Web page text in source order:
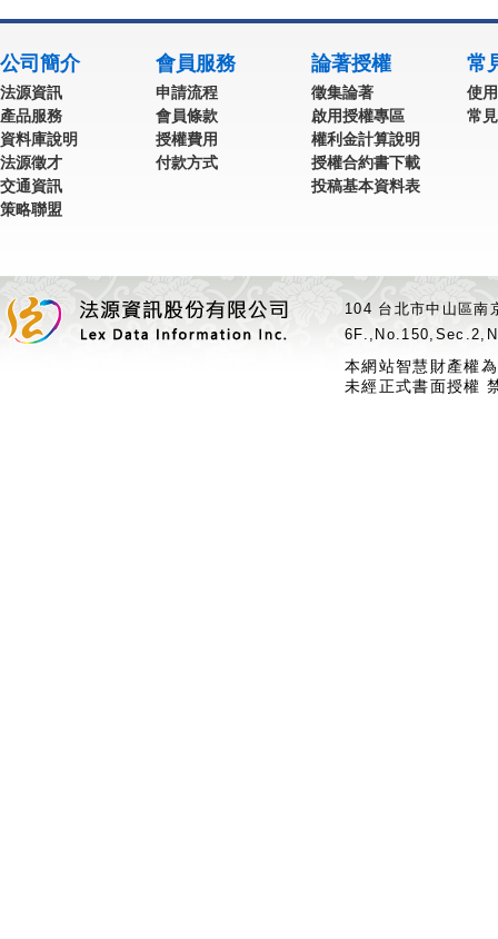
公司簡介
法源資訊
產品服務
資料庫說明
法源徵才
交通資訊
策略聯盟
會員服務
申請流程
會員條款
授權費用
付款方式
論著授權
徵集論著
啟用授權專區
權利金計算說明
授權合約書下載
投稿基本資料表
常
使
常
104 台北市中山區
本網站智慧財產權
未經正式書面授權